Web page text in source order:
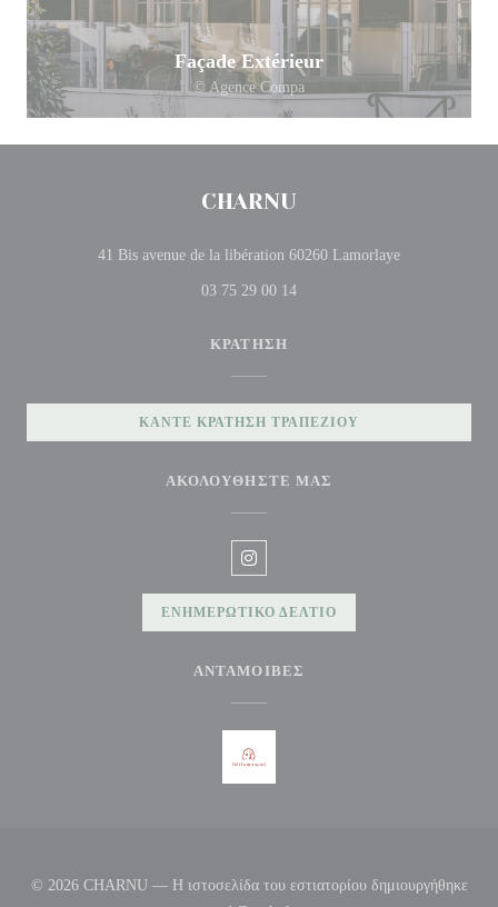
Façade Extérieur
© Agence Compa
CHARNU
41 Bis avenue de la libération 60260 Lamorlaye((ανοίγει σε
03 75 29 00 14
ΚΡΆΤΗΣΗ
ΚΆΝΤΕ ΚΡΆΤΗΣΗ ΤΡΑΠΕΖΙΟΎ
ΑΚΟΛΟΥΘΉΣΤΕ ΜΑΣ
Instagram ((ανοίγει σε νέο
ΕΝΗΜΕΡΩΤΙΚΌ ΔΕΛΤΊΟ
ΑΝΤΑΜΟΙΒΈΣ
© 2026 CHARNU — Η ιστοσελίδα του εστιατορίου δημιουργήθηκε